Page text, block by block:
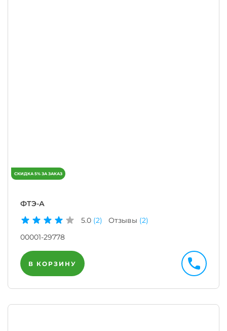
ФТЭ-А
5.0 (2) Отзывы (2)
00001-29778
В КОРЗИНУ